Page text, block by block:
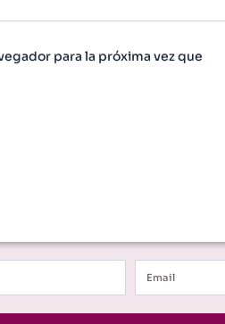
para la próxima vez que